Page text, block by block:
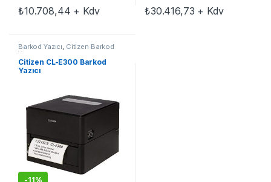
₺10.708,44 + Kdv ₺30.416,73 + Kdv
Barkod Yazıcı, Citizen Barkod
Yazıcı
Citizen CL-E300 Barkod
Yazıcı
-11%